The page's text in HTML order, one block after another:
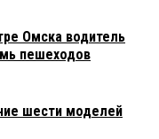
Омска водитель
пешеходов
шести моделей